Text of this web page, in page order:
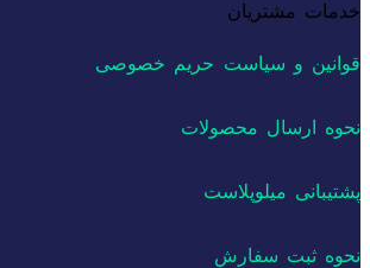
خدمات مشتریان
قوانین و سیاست حریم خصوصی
نحوه ارسال محصولات
پشتیبانی میلوپلاست
نحوه ثبت سفارش